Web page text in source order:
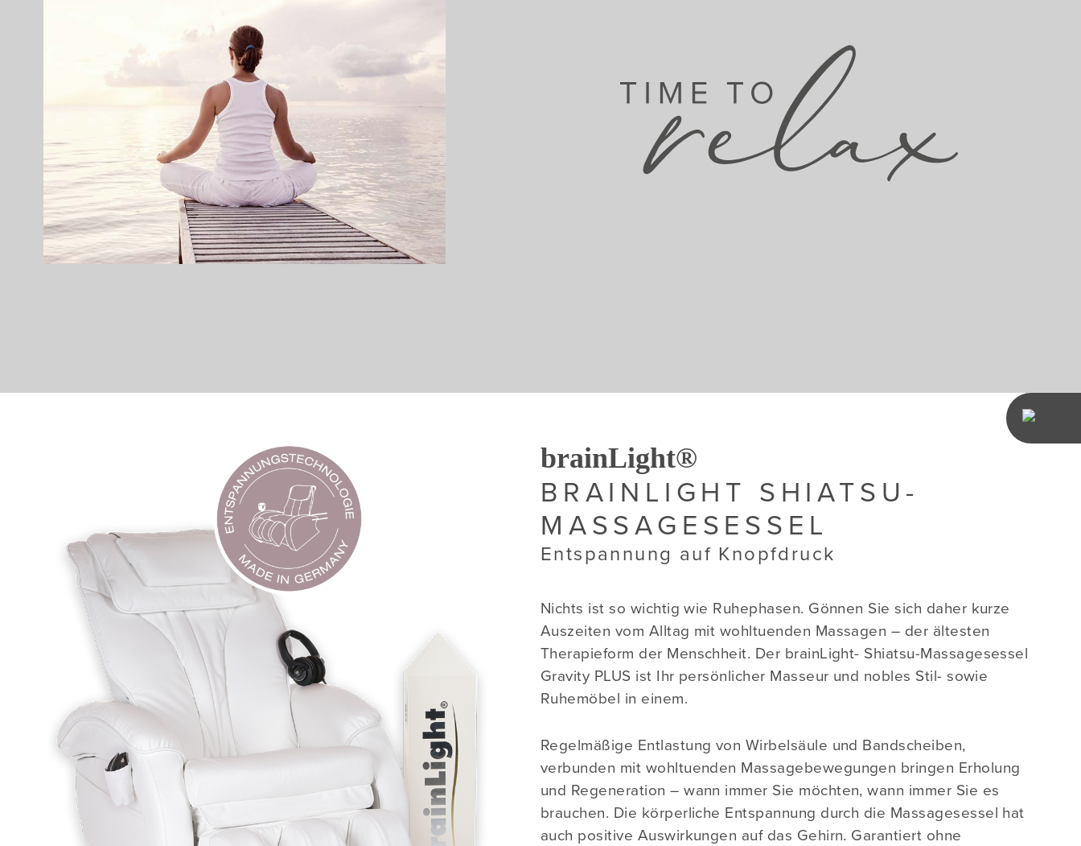
brainLight®
BRAINLIGHT SHIATSU-
MASSAGESESSEL
Entspannung auf Knopfdruck
Nichts ist so wichtig wie Ruhephasen. Gönnen Sie sich daher kurze
Auszeiten vom Alltag mit wohltuenden Massagen – der ältesten
Therapieform der Menschheit. Der brainLight- Shiatsu-Massagesessel
Gravity PLUS ist Ihr persönlicher Masseur und nobles Stil- sowie
Ruhemöbel in einem.
Regelmäßige Entlastung von Wirbelsäule und Bandscheiben,
verbunden mit wohltuenden Massagebewegungen bringen Erholung
und Regeneration – wann immer Sie möchten, wann immer Sie es
brauchen. Die körperliche Entspannung durch die Massagesessel hat
auch positive Auswirkungen auf das Gehirn. Garantiert ohne